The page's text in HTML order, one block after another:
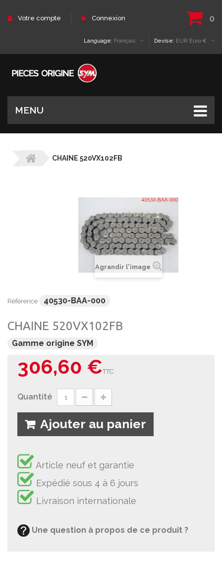
Votre compte Connexion 0
Devise: EUR Euro €
Language: Français
MENU
CHAINE 520VX102FB
Agrandir l'image
Référence 40530-BAA-000
CHAINE 520VX102FB
Gamme origine SYM
306,60 €TTC
Quantité
Ajouter au panier
Article neuf et garantie
Expédié sous 4 à 6 jours
Livraison internationale
Une question à propos de ce produit ?